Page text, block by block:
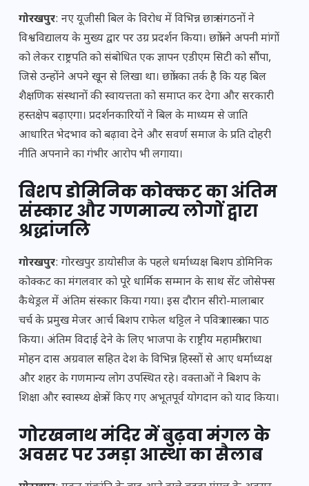
गोरखपुर: नए यूजीसी बिल के विरोध में विभिन्न छात्र संगठनों ने
विश्वविद्यालय के मुख्य द्वार पर उग्र प्रदर्शन किया। छात्रों ने अपनी मांगों
को लेकर राष्ट्रपति को संबोधित एक ज्ञापन एडीएम सिटी को सौंपा,
जिसे उन्होंने अपने खून से लिखा था। छात्रों का तर्क है कि यह बिल
शैक्षणिक संस्थानों की स्वायत्तता को समाप्त कर देगा और सरकारी
हस्तक्षेप बढ़ाएगा। प्रदर्शनकारियों ने बिल के माध्यम से जाति
आधारित भेदभाव को बढ़ावा देने और सवर्ण समाज के प्रति दोहरी
नीति अपनाने का गंभीर आरोप भी लगाया।
बिशप डोमिनिक कोक्कट का अंतिम
संस्कार और गणमान्य लोगों द्वारा
श्रद्धांजलि
गोरखपुर: गोरखपुर डायोसीज के पहले धर्माध्यक्ष बिशप डोमिनिक
कोक्कट का मंगलवार को पूरे धार्मिक सम्मान के साथ सेंट जोसेफ्स
कैथेड्रल में अंतिम संस्कार किया गया। इस दौरान सीरो-मालाबार
चर्च के प्रमुख मेजर आर्च बिशप राफेल थट्टिल ने पवित्र शास्त्र का पाठ
किया। अंतिम विदाई देने के लिए भाजपा के राष्ट्रीय महामंत्री राधा
मोहन दास अग्रवाल सहित देश के विभिन्न हिस्सों से आए धर्माध्यक्ष
और शहर के गणमान्य लोग उपस्थित रहे। वक्ताओं ने बिशप के
शिक्षा और स्वास्थ्य क्षेत्र में किए गए अभूतपूर्व योगदान को याद किया।
गोरखनाथ मंदिर में बुढ़वा मंगल के
अवसर पर उमड़ा आस्था का सैलाब